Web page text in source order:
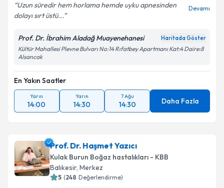
Uzun süredir hem horlama hemde uyku apnesinden
dolayı sırt üstü...
Devamı
Prof. Dr. İbrahim Aladağ Muayenehanesi Haritada Göster
Kültür Mahallesi Plevne Bulvarı No:14 Rıfatbey Apartmanı Kat:4 Daire:8
Alsancak
En Yakın Saatler
Yarın
14:00
Yarın
14:30
7 Ağu
14:30 Daha Fazla
Prof. Dr. Haşmet Yazıcı
Kulak Burun Boğaz hastalıkları - KBB
Balıkesir, Merkez
5 (248 Değerlendirme)